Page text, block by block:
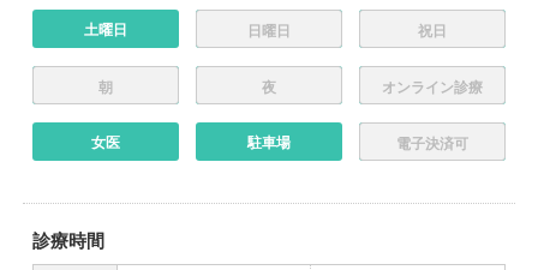
土曜日 日曜日 祝日
朝 夜 オンライン診療
女医 駐車場 電子決済可
診療時間